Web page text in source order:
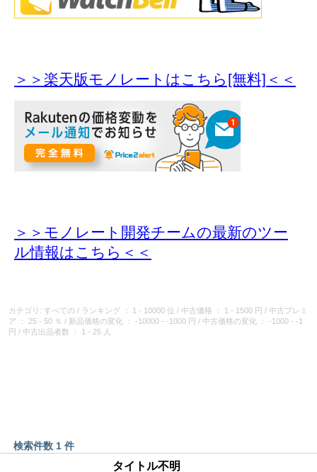
＞＞楽天版モノレートはこちら[無料]＜＜
＞＞モノレート開発チームの最新のツー
ル情報はこちら＜＜
カテゴリ: すべての / ランキング ： 1 - 10000 位 / 中古価格 ： 1 - 1500 円 / 中古プレミ
ア
： 25 - 50 ％ / 新品価格の変化 ： -10000 - -1000 円 / 中古価格の変化
： -1000 - -1
円
/ 中古出品者数 ： 1 - 25 人
検索件数 1 件
タイトル不明